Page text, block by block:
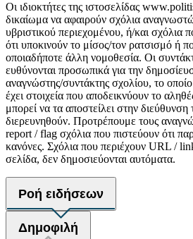
Οι ιδιοκτήτες της ιστοσελίδας
δικαίωμα να αφαιρούν σχόλια
υβριστικού περιεχομένου, ή/και σχόλια
ότι υποκινούν το μίσος/τον ρατσισμό ή
οποιαδήποτε άλλη νομοθεσία. Οι
ευθύνονται προσωπικά για την
αναγνώστης/συντάκτης σχολίου, το οποίο
έχει στοιχεία που αποδεικνύουν το
μπορεί να τα αποστείλει στην διεύθυνση
διερευνηθούν. Προτρέπουμε τους
report / flag σχόλια που πιστεύουν ότι
κανόνες. Σχόλια που περιέχουν URL /
σελίδα, δεν δημοσιεύονται αυτόματα.
Ροή ειδήσεων
Δημοφιλή